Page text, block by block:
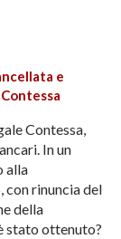
e
Contessa,
In un
alla
con rinuncia del
della
stato ottenuto?